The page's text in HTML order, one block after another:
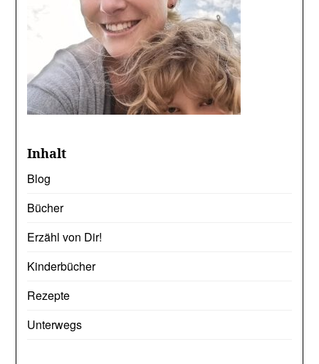
Inhalt
Blog
Bücher
Erzähl von Dir!
Kinderbücher
Rezepte
Unterwegs